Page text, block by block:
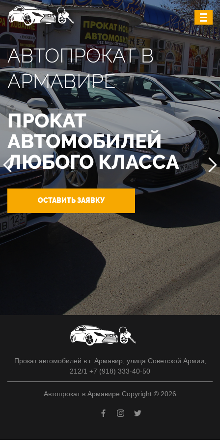
АВТОПРОКАТ В
АРМАВИРЕ
ПРОКАТ
АВТОМОБИЛЕЙ
ЛЮБОГО КЛАССА
ОСТАВИТЬ ЗАЯВКУ
Прокат автомобилей в г. Армавир, улица Советской Армии,
212/1 +7 (918) 333-40-50
Автопрокат в Армавире Copyright © 2026